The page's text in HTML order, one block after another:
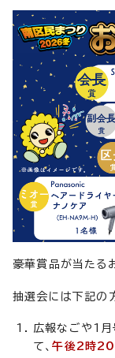
豪華賞品が当たる
抽選会には下記の
広報なごや1
て、午後2時20